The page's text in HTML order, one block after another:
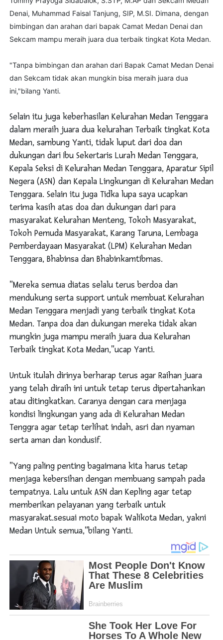
Denai, Muhammad Faisal Tanjung, SIP, M.SI. Dimana, dengan
bimbingan dan arahan dari bapak Camat Medan Denai dan
Sekcam mampu meraih juara dua terbaik tingkat Kota Medan.
"Tanpa bimbingan dan arahan dari Bapak Camat Medan Denai
dan Sekcam tidak akan mungkin bisa meraih juara dua
ini,"bilang Yanti.
Selain itu juga keberhasilan Kelurahan Medan Tenggara
dalam meraih juara dua kelurahan Terbaik tingkat Kota
Medan, sambung Yanti, tidak luput dari doa dan
dukungan dari Ibu Sekertaris Lurah Medan Tenggara,
Kepala Seksi di Kelurahan Medan Tenggara, Aparatur Sipil
Negera (ASN) dan Kepala Lingkungan di Kelurahan Medan
Tenggara. Selain itu juga Tidka lupa saya ucapkan
terima kasih atas doa dan dukungan dari para
masyarakat Kelurahan Menteng, Tokoh Masyarakat,
Tokoh Pemuda Masyarakat, Karang Taruna, Lembaga
Pemberdayaan Masyarakat (LPM) Kelurahan Medan
Tenggara, Bhabinsa dan Bhabinkamtibmas.
"Mereka semua diatas selalu terus berdoa dan
mendukung serta support untuk membuat Kelurahan
Medan Tenggara menjadi yang terbaik tingkat Kota
Medan. Tanpa doa dan dukungan mereka tidak akan
mungkin juga mampu meraih juara dua Kelurahan
Terbaik tingkat Kota Medan,"ucap Yanti.
Untuk itulah dirinya berharap terus agar Raihan juara
yang telah diraih ini untuk tetap terus dipertahankan
atau ditingkatkan. Caranya dengan cara menjaga
kondisi lingkungan yang ada di Kelurahan Medan
Tenggra agar tetap terlihat indah, asri dan nyaman
serta aman dan kondusif.
"Yang paling penting bagaimana kita harus tetap
menjaga kebersihan dengan membuang sampah pada
tempatnya. Lalu untuk ASN dan Kepling agar tetap
memberikan pelayanan yang terbaik untuk
masyarakat.sesuai moto bapak Walikota Medan, yakni
Medan Untuk semua,"bilang Yanti.